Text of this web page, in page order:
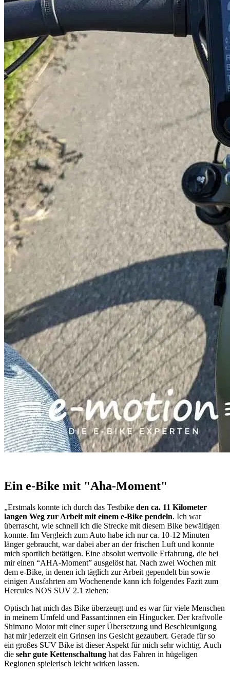
Ein e-Bike mit "Aha-Moment"
„Erstmals konnte ich durch das Testbike den ca. 11 Kilometer
langen Weg zur Arbeit mit einem e-Bike pendeln. Ich war
überrascht, wie schnell ich die Strecke mit diesem Bike bewältigen
konnte. Im Vergleich zum Auto habe ich nur ca. 10-12 Minuten
länger gebraucht, war dabei aber an der frischen Luft und konnte
mich sportlich betätigen. Eine absolut wertvolle Erfahrung, die bei
mir einen “AHA-Moment” ausgelöst hat. Nach zwei Wochen mit
dem e-Bike, in denen ich täglich zur Arbeit gependelt bin sowie
einigen Ausfahrten am Wochenende kann ich folgendes Fazit zum
Hercules NOS SUV 2.1 ziehen:
Optisch hat mich das Bike überzeugt und es war für viele Menschen
in meinem Umfeld und Passant:innen ein Hingucker. Der kraftvolle
Shimano Motor mit einer super Übersetzung und Beschleunigung
hat mir jederzeit ein Grinsen ins Gesicht gezaubert. Gerade für so
ein großes SUV Bike ist dieser Aspekt für mich sehr wichtig. Auch
die sehr gute Kettenschaltung hat das Fahren in hügeligen
Regionen spielerisch leicht wirken lassen.